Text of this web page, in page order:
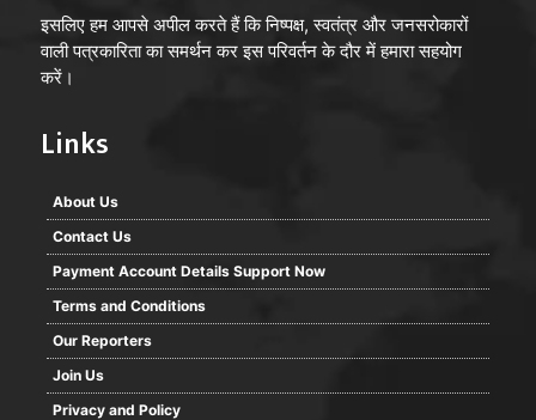
इसलिए हम आपसे अपील करते हैं कि निष्पक्ष, स्वतंत्र और जनसरोकारों
वाली पत्रकारिता का समर्थन कर इस परिवर्तन के दौर में हमारा सहयोग
करें।
Links
About Us
Contact Us
Payment Account Details Support Now
Terms and Conditions
Our Reporters
Join Us
Privacy and Policy